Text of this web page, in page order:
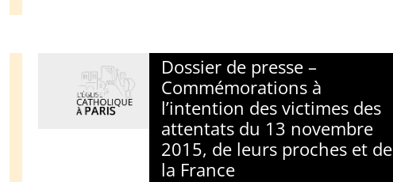
Dossier de presse –
Commémorations à
l’intention des victimes des
attentats du 13 novembre
2015, de leurs proches et de
la France